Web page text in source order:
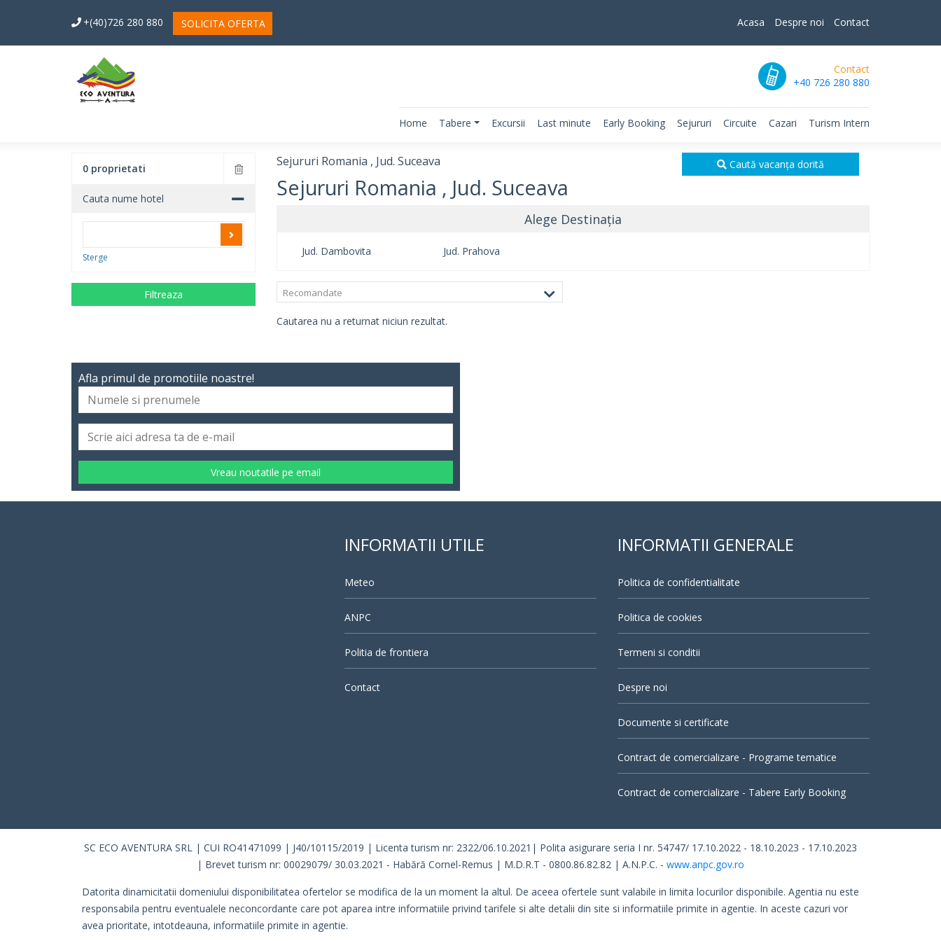
+(40)726 280 880 SOLICITA OFERTA Acasa Despre noi Contact
Contact
+40 726 280 880
Home Tabere Excursii Last minute Early Booking Sejururi Circuite Cazari Turism Intern
0 proprietati
Cauta nume hotel
Sterge
Filtreaza
Sejururi Romania , Jud. Suceava Caută vacanța dorită
Sejururi Romania , Jud. Suceava
Alege Destinația
Jud. Dambovita Jud. Prahova
Recomandate
Cautarea nu a returnat niciun rezultat.
Afla primul de promotiile noastre!
Vreau noutatile pe email
INFORMATII UTILE
Meteo
ANPC
Politia de frontiera
Contact
INFORMATII GENERALE
Politica de confidentialitate
Politica de cookies
Termeni si conditii
Despre noi
Documente si certificate
Contract de comercializare - Programe tematice
Contract de comercializare - Tabere Early Booking
SC ECO AVENTURA SRL | CUI RO41471099 | J40/10115/2019 | Licenta turism nr: 2322/06.10.2021| Polita asigurare seria I nr. 54747/ 17.10.2022 - 18.10.2023 - 17.10.2023
| Brevet turism nr: 00029079/ 30.03.2021 - Habără Cornel-Remus | M.D.R.T - 0800.86.82.82 | A.N.P.C. - www.anpc.gov.ro
Datorita dinamicitatii domeniului disponibilitatea ofertelor se modifica de la un moment la altul. De aceea ofertele sunt valabile in limita locurilor disponibile. Agentia nu este
responsabila pentru eventualele neconcordante care pot aparea intre informatiile privind tarifele si alte detalii din site si informatiile primite in agentie. In aceste cazuri vor
avea prioritate, intotdeauna, informatiile primite in agentie.